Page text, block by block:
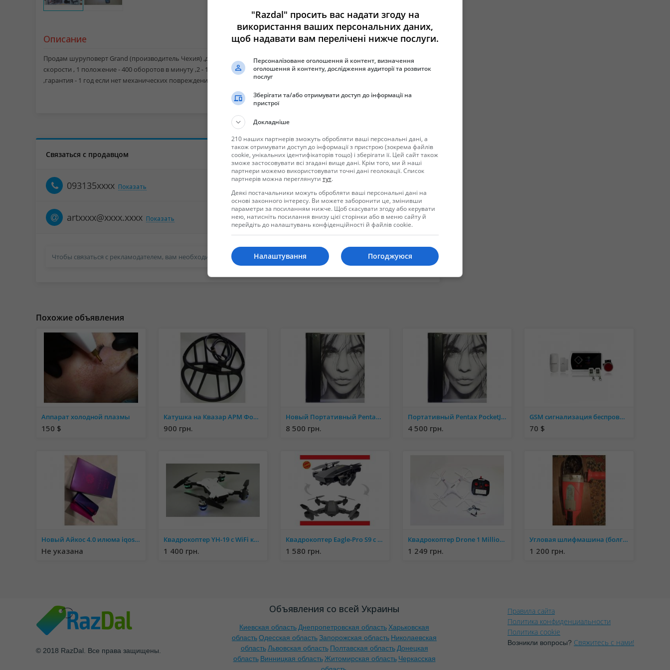
Описание
Продам шуруповерт Grand (производитель Чехия) ,две батареии литий ионные ,время зарядки - один час, два положения
скорости , 1 положение - 400 оборотов в минуту ,2 - 1400 об.мин.Съемный патрон , состояние нового ,в работе был неделю
,гарантия - 1 год если нет механических повреждений .
Связаться с продавцом
093135xxxx Показать
artxxxx@xxxx.xxxx Показать
Чтобы связаться с рекламодателем, вам необходимо войти в систему или зарегистрировать новую учетную запись.
Похожие объявления
Аппарат холодной плазмы
150 $
Катушка на Квазар АРМ Фортуна М, М2, М3 + защита
900 грн.
Новый Портативный Pentax PocketJet Brother PocketJet PJ-522, для тату, бизнеса
8 500 грн.
Портативный Pentax PocketJet Brother PocketJet PJ-523 для тату и бизнеса
4 500 грн.
GSM сигнализация беспроводная BSE-960 (GSM G10A) комплект
70 $
Новый Айкос 4.0 илюма iqos iluma prime
Не указана
Квадрокоптер YH-19 c WiFi камерой. складывающийся корпус
1 400 грн.
Квадрокоптер Eagle-Pro S9 c WiFi камерой. складывающийся корпус
1 580 грн.
Квадрокоптер Drone 1 Million летающий дрон
1 249 грн.
Угловая шлифмашина (болгарка) Einhell E-WS 230/2350
1 200 грн.
© 2018 RazDal. Все права защищены.
Объявления со всей Украины
Киевская область Днепропетровская область Харьковская
областьОдесская область Запорожская область Николаевская
область Львовская область Полтавская область Донецкая
область Винницкая область Житомирская область Черкасская
Правила сайта
Политика конфиденциальности
Политика cookie
Возникли вопросы? Свяжитесь с нами!
"Razdal" просить вас надати згоду на
використання ваших персональних даних,
щоб надавати вам перелічені нижче послуги.
Персоналізоване оголошення й контент, визначення
оголошення й контенту, дослідження аудиторії та розвиток
послуг
Зберігати та/або отримувати доступ до інформації на
пристрої
Докладніше
210 наших партнерів зможуть обробляти ваші персональні дані, а
також отримувати доступ до інформації з пристрою (зокрема файлів
cookie, унікальних ідентифікаторів тощо) і зберігати її. Цей сайт також
зможе застосовувати всі згадані вище дані. Крім того, ми й наші
партнери можемо використовувати точні дані геолокації. Список
партнерів можна переглянути тут.
Деякі постачальники можуть обробляти ваші персональні дані на
основі законного інтересу. Ви можете заборонити це, змінивши
параметри за посиланням нижче. Щоб скасувати згоду або керувати
нею, натисніть посилання внизу цієї сторінки або в меню сайту й
перейдіть до налаштувань конфіденційності й файлів cookie.
Погоджуюся
Налаштування